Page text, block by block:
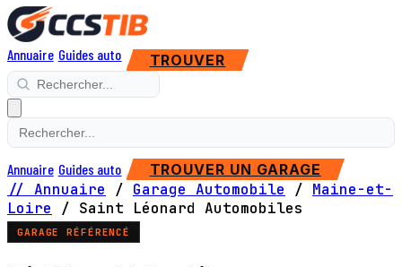
Annuaire Guides auto TROUVER
Annuaire Guides auto TROUVER UN GARAGE
// Annuaire / Garage Automobile / Maine-et-
Loire
/ Saint Léonard Automobiles
GARAGE RÉFÉRENCÉ